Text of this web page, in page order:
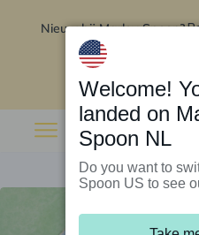
Nieuw bij Marley Spoon?
Welcome!
landed on
Spoon NL
Do you want to
Spoon US to see